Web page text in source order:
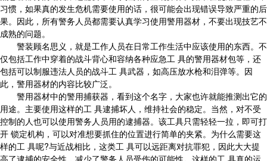
习惯，如果真的发生危机需要使用的话，很可能会出现错误导致严重的后
果。因此，所有警务人员都需要认真学习使用警用器材，不要出现技艺不
成熟的问题。
警装顾名思义，就是工作人员在日常工作生活中应该使用的东西。不
仅包括工作中穿着的战斗背心和容纳各种应急工 具的警用器材包等，还
包括可以制服违法人员的战斗工 具武器，如高压放水枪和泪弹等。因
此，警用器材的内容比较广泛。
警用器材中的警用捕获器，看到这个名字，大家也许就能推测出它的
用途。主要使用这样的工 具逮捕坏人，维持社会的稳定。当然，对不受
控制的人也可以使用警务人员用的逮捕器。该工具只需轻轻一拉，即可打
开 锁定机构，可以对准想要抓住的位置进行简单的夹紧。为什么需要这
样的工 具呢?与近战相比，这类工 具可以远距离对抗罪犯，因此大大提
高了逮捕的安全性，减少了警务人员受伤的可能性。这样的工 具真的运